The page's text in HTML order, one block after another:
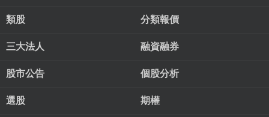
類股 分類報價
三大法人 融資融券
股市公告 個股分析
選股 期權